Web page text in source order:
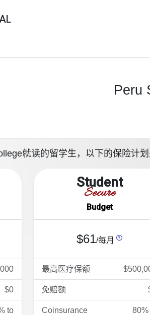
Peru
就读的留学生，以下的保险计
$0
to
Student
Secure
Budget
$61/每月
最高医疗保额
免赔额
Coinsurance
80%